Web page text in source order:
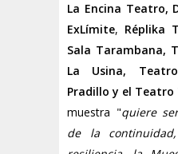
La Encina Teatro,
ExLímite, Réplika
Sala Tarambana,
La Usina,
Pradillo y el Teatro
muestra "quiere
de la